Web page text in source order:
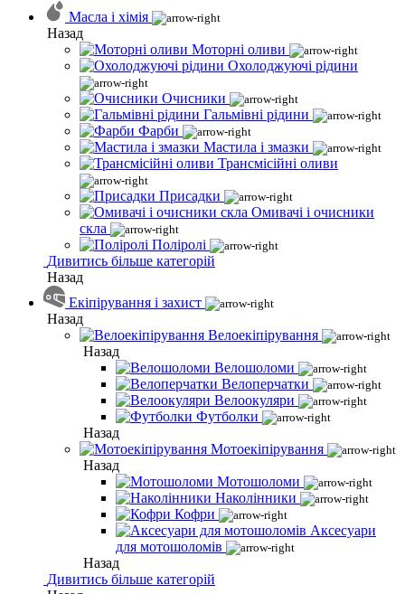
Масла і хімія
Назад
Моторні оливи
Охолоджуючі рідини
Очисники
Гальмівні рідини
Фарби
Мастила і змазки
Трансмісійні оливи
Присадки
Омивачі і очисники
скла
Поліролі
Дивитись більше категорій
Назад
Екіпірування і захист
Назад
Велоекіпірування
Назад
Велошоломи
Велоперчатки
Велоокуляри
Футболки
Назад
Мотоекіпірування
Назад
Мотошоломи
Наколінники
Кофри
Аксесуари
для мотошоломів
Назад
Дивитись більше категорій